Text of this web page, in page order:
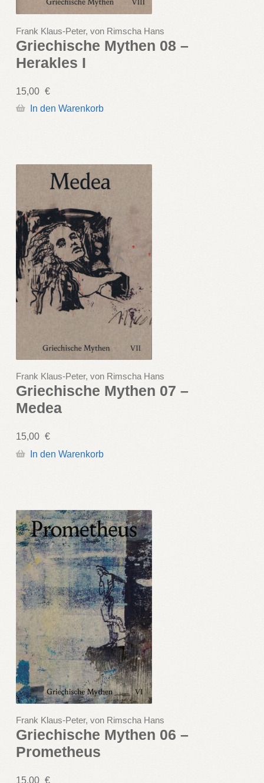
Frank Klaus-Peter, von Rimscha Hans
Griechische Mythen 08 –
Herakles I
15,00 €
In den Warenkorb
Frank Klaus-Peter, von Rimscha Hans
Griechische Mythen 07 –
Medea
15,00 €
In den Warenkorb
Frank Klaus-Peter, von Rimscha Hans
Griechische Mythen 06 –
Prometheus
15,00 €